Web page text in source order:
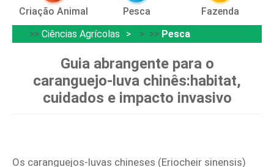
Criação Animal Pesca
Fazenda
>> Ciências Agrícolas > >> Pesca
Guia abrangente para o
caranguejo-luva chinês:habitat,
cuidados e impacto invasivo
Os caranguejos-luvas chineses (Eriocheir sinensis)